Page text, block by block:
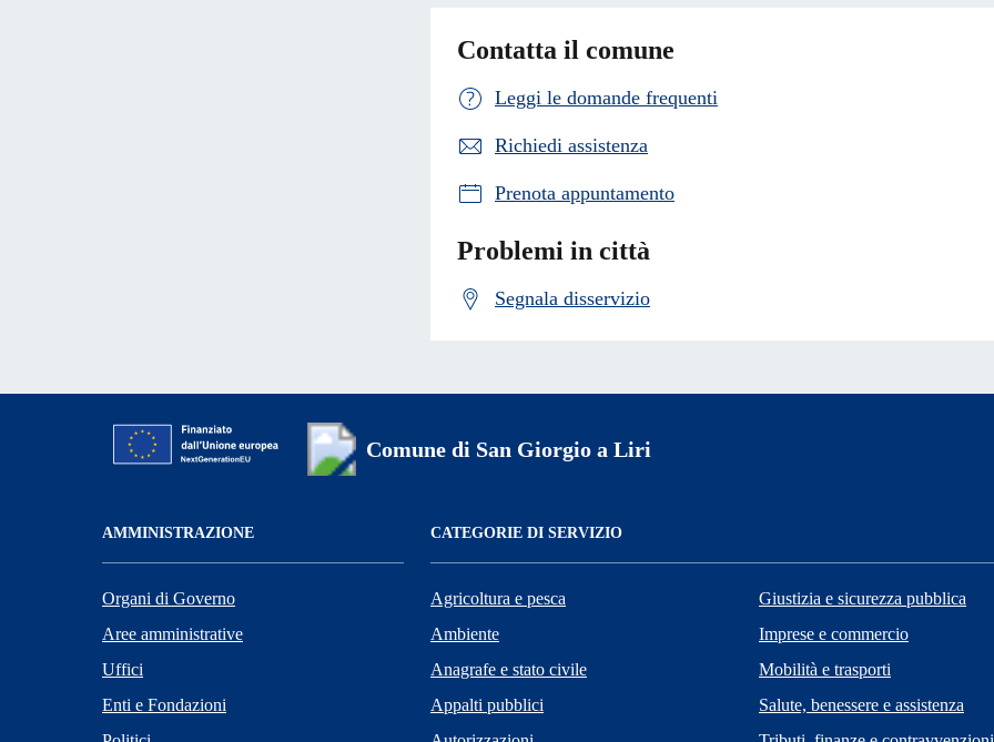
Contatta il comune
Leggi le domande frequenti
Richiedi assistenza
Prenota appuntamento
Problemi in città
Segnala disservizio
Comune di San Giorgio a Liri
AMMINISTRAZIONE
Organi di Governo
Aree amministrative
Uffici
Enti e Fondazioni
CATEGORIE DI SERVIZIO
Agricoltura e pesca
Ambiente
Anagrafe e stato civile
Appalti pubblici
Giustizia e sicurezza pubblica
Imprese e commercio
Mobilità e trasporti
Salute, benessere e assistenza